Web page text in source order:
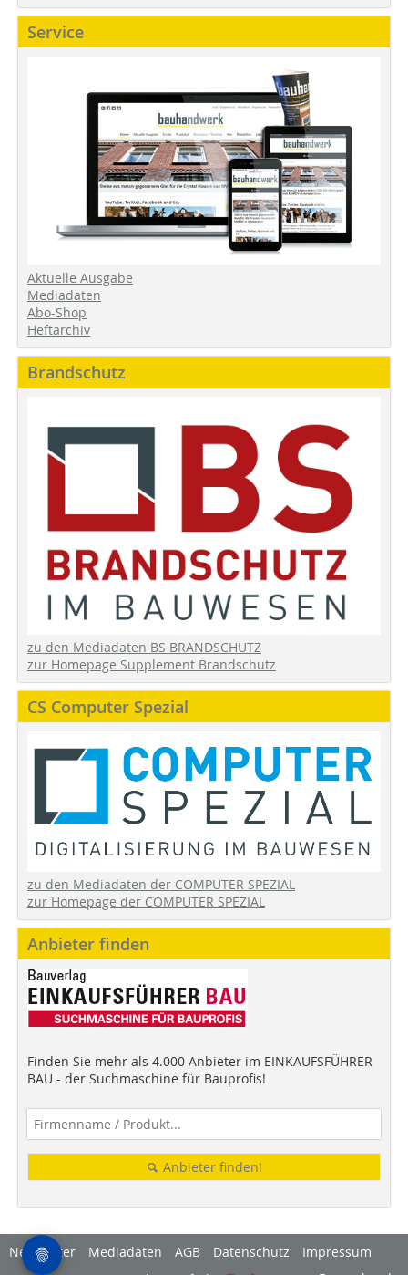
Service
Aktuelle Ausgabe
Mediadaten
Abo-Shop
Heftarchiv
Brandschutz
zu den Mediadaten BS BRANDSCHUTZ
zur Homepage Supplement Brandschutz
CS Computer Spezial
zu den Mediadaten der COMPUTER SPEZIAL
zur Homepage der COMPUTER SPEZIAL
Anbieter finden
Finden Sie mehr als 4.000 Anbieter im EINKAUFSFÜHRER
BAU - der Suchmaschine für Bauprofis!
Anbieter finden!
Newsletter Mediadaten AGB Datenschutz
Impressum